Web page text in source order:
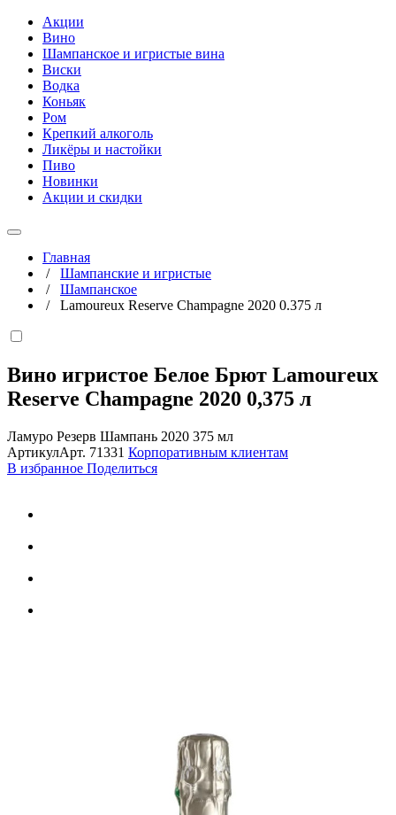
Акции
Вино
Шампанское и игристые вина
Виски
Водка
Коньяк
Ром
Крепкий алкоголь
Ликёры и настойки
Пиво
Новинки
Акции и скидки
Главная
/ Шампанские и игристые
/ Шампанское
/ Lamoureux Reserve Champagne 2020 0.375 л
Вино игристое Белое Брют Lamoureux
Reserve Champagne 2020 0,375 л
Ламуро Резерв Шампань 2020 375 мл
АртикулАрт. 71331 Корпоративным клиентам
В избранное Поделиться